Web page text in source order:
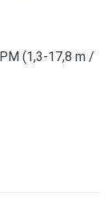
(1,3-17,8 m /